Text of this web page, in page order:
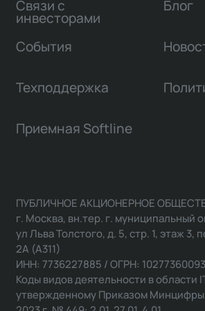
Связи с
инвесторами
Блог
События
Техподдержка
Приемная Softline
ПУБЛИЧНОЕ АКЦИОНЕРНОЕ
г. Москва, вн.тер. г. муниципальный
ул Льва Толстого, д. 5, стр. 1, этаж
2А (А311)
ИНН: 7736227885 / ОГРН:
Коды видов деятельности в области
утвержденному Приказом Минцифры